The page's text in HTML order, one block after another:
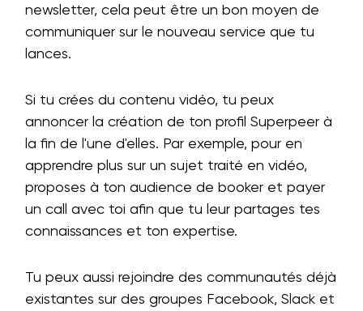
newsletter, cela peut être un bon moyen de
communiquer sur le nouveau service que tu
lances.
Si tu crées du contenu vidéo, tu peux
annoncer la création de ton profil Superpeer à
la fin de l'une d'elles. Par exemple, pour en
apprendre plus sur un sujet traité en vidéo,
proposes à ton audience de booker et payer
un call avec toi afin que tu leur partages tes
connaissances et ton expertise.
Tu peux aussi rejoindre des communautés déjà
existantes sur des groupes Facebook, Slack et